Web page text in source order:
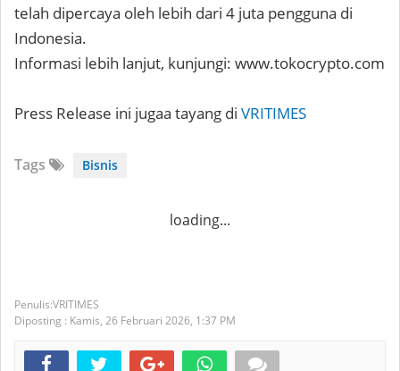
telah dipercaya oleh lebih dari 4 juta pengguna di
Indonesia.
Informasi lebih lanjut, kunjungi: www.tokocrypto.com
Press Release ini jugaa tayang di VRITIMES
Tags Bisnis
loading...
VRITIMES
Diposting : Kamis, 26 Februari 2026, 1:37 PM